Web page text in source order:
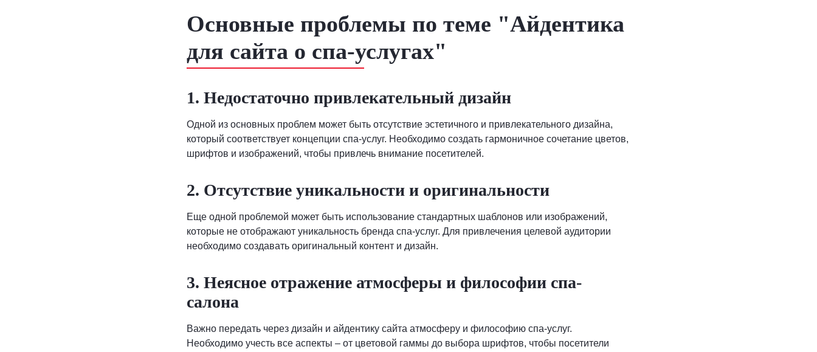
Основные проблемы по теме "Айдентика
для сайта о спа-услугах"
1. Недостаточно привлекательный дизайн
Одной из основных проблем может быть отсутствие эстетичного и привлекательного дизайна,
который соответствует концепции спа-услуг. Необходимо создать гармоничное сочетание цветов,
шрифтов и изображений, чтобы привлечь внимание посетителей.
2. Отсутствие уникальности и оригинальности
Еще одной проблемой может быть использование стандартных шаблонов или изображений,
которые не отображают уникальность бренда спа-услуг. Для привлечения целевой аудитории
необходимо создавать оригинальный контент и дизайн.
3. Неясное отражение атмосферы и философии спа-
салона
Важно передать через дизайн и айдентику сайта атмосферу и философию спа-услуг.
Необходимо учесть все аспекты – от цветовой гаммы до выбора шрифтов, чтобы посетители